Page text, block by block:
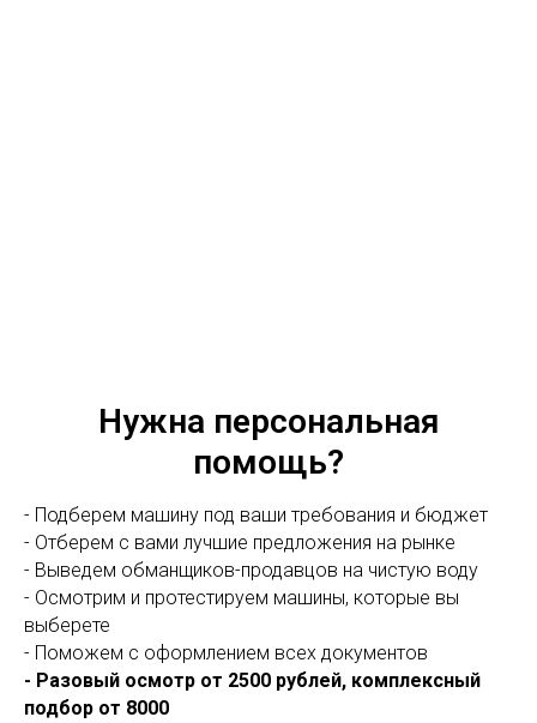
Нужна персональная
помощь?
- Подберем машину под ваши требования и бюджет
- Отберем с вами лучшие предложения на рынке
- Выведем обманщиков-продавцов на чистую воду
- Осмотрим и протестируем машины, которые вы
выберете
- Поможем с оформлением всех документов
- Разовый осмотр от 2500 рублей, комплексный
подбор от 8000